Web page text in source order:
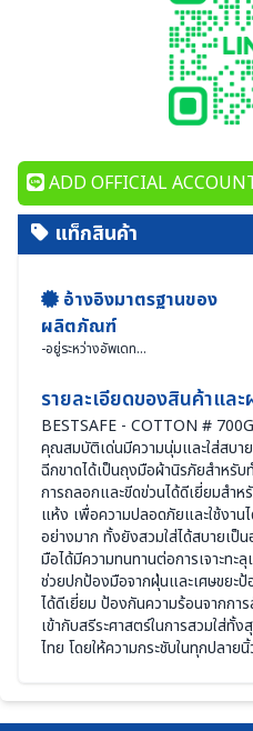
ADD OFFICIAL
แท็กสินค้า
อ้างอิงมาตรฐานของ
ผลิตภัณฑ์
-อยู่ระหว่างอัพเดท...
รายละเอียดของสินค้าแ
BESTSAFE - COTTON #
คุณสมบัติเด่นมีความนุ่มและใส่สบ
ฉีกขาดได้เป็นถุงมือผ้านิรภัยสำหรั
การถลอกและขีดข่วนได้ดีเยี่ยมสำห
แห้ง เพื่อความปลอดภัยและใช้งาน
อย่างมาก ทั้งยังสวมใส่ได้สบายเป็
มือได้มีความทนทานต่อการเจาะทะ
ช่วยปกป้องมือจากฝุ่นและเศษขยะ
ได้ดีเยี่ยม ป้องกันความร้อนจากก
เข้ากับสรีระศาสตร์ในการสวมใส่
ไทย โดยให้ความกระชับในทุกปลาย